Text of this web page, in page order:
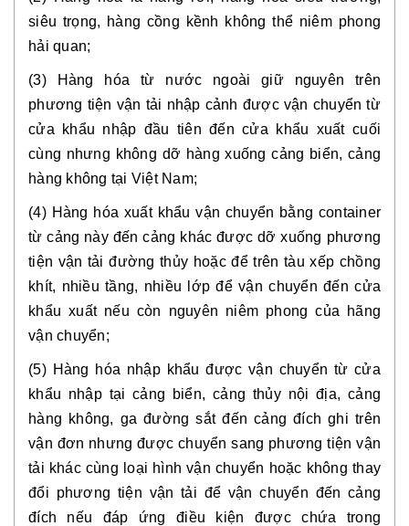
siêu trọng, hàng cồng kềnh không thể niêm phong
hải quan;
(3) Hàng hóa từ nước ngoài giữ nguyên trên
phương tiện vận tải nhập cảnh được vận chuyển từ
cửa khẩu nhập đầu tiên đến cửa khẩu xuất cuối
cùng nhưng không dỡ hàng xuống cảng biển, cảng
hàng không tại Việt Nam;
(4) Hàng hóa xuất khẩu vận chuyển bằng container
từ cảng này đến cảng khác được dỡ xuống phương
tiện vận tải đường thủy hoặc để trên tàu xếp chồng
khít, nhiều tầng, nhiều lớp để vận chuyển đến cửa
khẩu xuất nếu còn nguyên niêm phong của hãng
vận chuyển;
(5) Hàng hóa nhập khẩu được vận chuyển từ cửa
khẩu nhập tại cảng biển, cảng thủy nội địa, cảng
hàng không, ga đường sắt đến cảng đích ghi trên
vận đơn nhưng được chuyển sang phương tiện vận
tải khác cùng loại hình vận chuyển hoặc không thay
đổi phương tiện vận tải để vận chuyển đến cảng
đích nếu đáp ứng điều kiện được chứa trong